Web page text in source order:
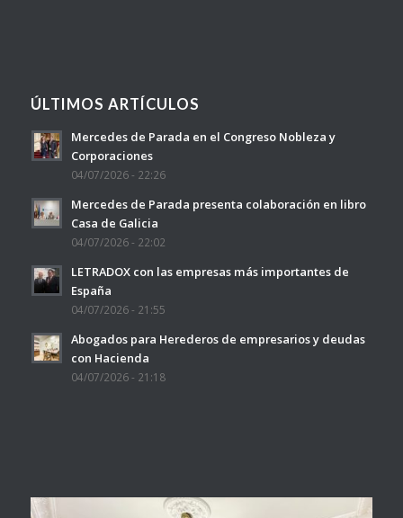
ÚLTIMOS ARTÍCULOS
Mercedes de Parada en el Congreso Nobleza y
Corporaciones
04/07/2026 - 22:26
Mercedes de Parada presenta colaboración en libro
Casa de Galicia
04/07/2026 - 22:02
LETRADOX con las empresas más importantes de
España
04/07/2026 - 21:55
Abogados para Herederos de empresarios y deudas
con Hacienda
04/07/2026 - 21:18